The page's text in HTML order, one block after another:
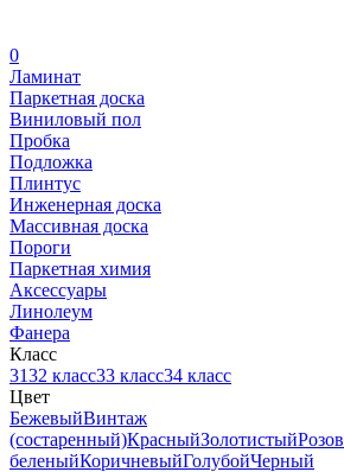
0
Ламинат
Паркетная доска
Виниловый пол
Пробка
Подложка
Плинтус
Инженерная доска
Массивная доска
Пороги
Паркетная химия
Аксессуары
Линолеум
Фанера
Класс
3132 класс33 класс34 класс
Цвет
БежевыйВинтаж
(состаренный)КрасныйЗолотистый
беленыйКоричневыйГолубойЧерный